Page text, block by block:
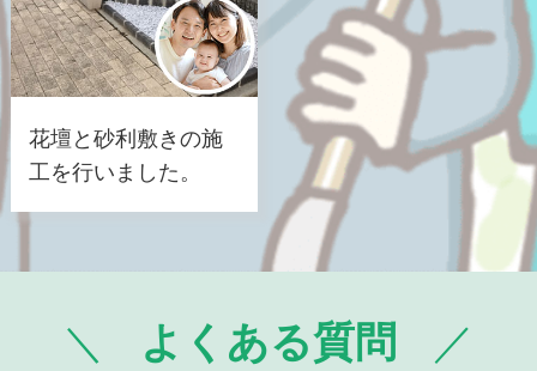
花壇と砂利敷きの施
工を行いました。
よくある質問